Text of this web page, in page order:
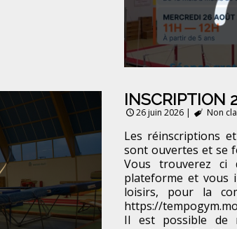
INSCRIPTION
26 juin 2026| Non
Les réinscriptions
sont ouvertes et se
Vous trouverez ci
plateforme et vous
loisirs, pour la
https://
Il est possible de